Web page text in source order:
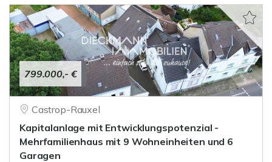
799.000,- €
Castrop-Rauxel
Kapitalanlage mit Entwicklungspotenzial -
Mehrfamilienhaus mit 9 Wohneinheiten und 6
Garagen